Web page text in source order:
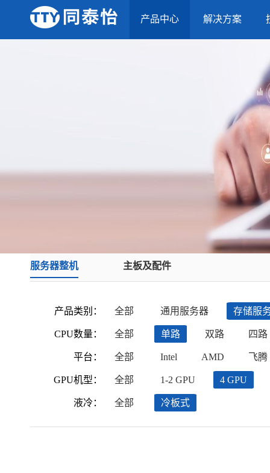
产品中心 解决方案
服务器整机 主板及配件
产品类别：
CPU数量：
平台：
GPU机型：
液冷：
全部 通用服务器 存储服
全部 单路 双路 四路
全部 Intel AMD 飞腾
全部 1-2 GPU 4 GPU
全部 冷板式